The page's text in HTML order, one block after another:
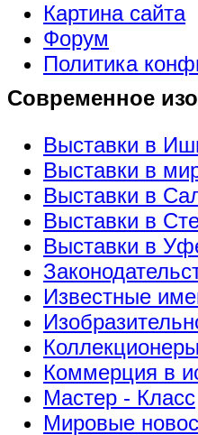
Картина сайта
Форум
Политика
Современное
Выставки в
Выставки в
Выставки в
Выставки в
Выставки в
Известные
Коммерция в
Мастер - Класс
Мировые